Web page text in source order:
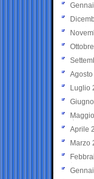
Luglio
Aprile
Marzo